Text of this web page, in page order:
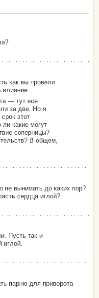
как вы провели
влияние.
— тут все
за две. Но я
этот
какие могут
соперницы?
В общем,
не вынимать до каких пор?
сердца иглой?
Пусть так и
иглой.
парню для приворота